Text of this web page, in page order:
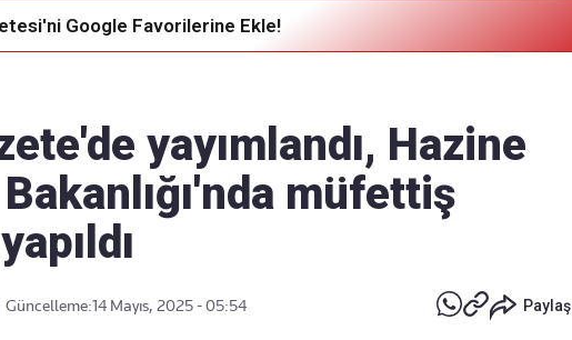
Google Favorilerine Ekle!
yayımlandı, Hazine
müfettiş
Güncelleme:14 Mayıs, 2025 - 05:54 Paylaş